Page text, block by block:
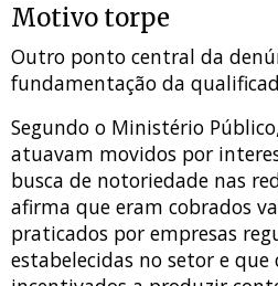
Motivo torpe
Outro ponto central da
fundamentação da
Segundo o Ministério
atuavam movidos por
busca de notoriedade nas
afirma que eram cobrados
praticados por empresas
estabelecidas no setor e